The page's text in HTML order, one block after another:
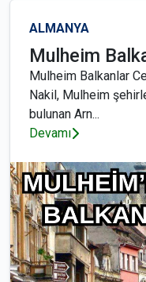
ALMANYA
Mulheim
Mulheim Balkanlar
Nakil, Mulheim
bulunan Arn...
Devamı